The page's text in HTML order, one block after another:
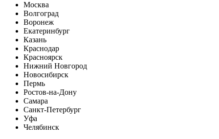
Москва
Волгоград
Воронеж
Екатеринбург
Казань
Краснодар
Красноярск
Нижний Новгород
Новосибирск
Пермь
Ростов-на-Дону
Самара
Санкт-Петербург
Уфа
Челябинск